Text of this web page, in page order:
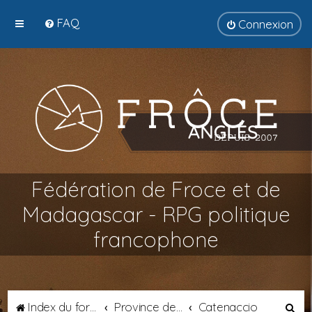
FAQ Connexion
Fédération de Froce et de
Madagascar - RPG politique
francophone
Index du forum Catenaccio